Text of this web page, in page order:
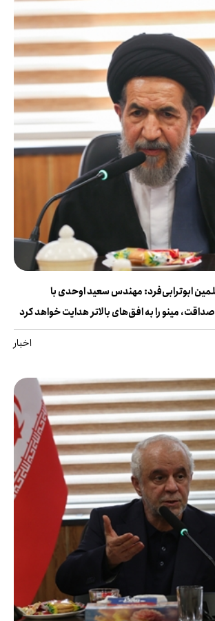
ابوترابی‌فرد: مهندس سعید اوحدی با
مینو را به افق‌های بالاتر هدایت خواهد کرد
اخبار